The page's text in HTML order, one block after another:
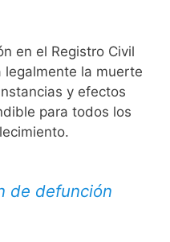
en el Registro Civil
la muerte
y efectos
para todos los
de defunción